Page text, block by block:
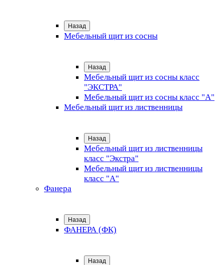
Назад
Мебельный щит из сосны
Назад
Мебельный щит из сосны класс
"ЭКСТРА"
Мебельный щит из сосны класс "А"
Мебельный щит из лиственницы
Назад
Мебельный щит из лиственницы
класс "Экстра"
Мебельный щит из лиственницы
класс "А"
Фанера
Назад
ФАНЕРА (ФК)
Назад